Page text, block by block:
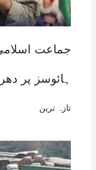
ہائوسز پر
تازہ ترین